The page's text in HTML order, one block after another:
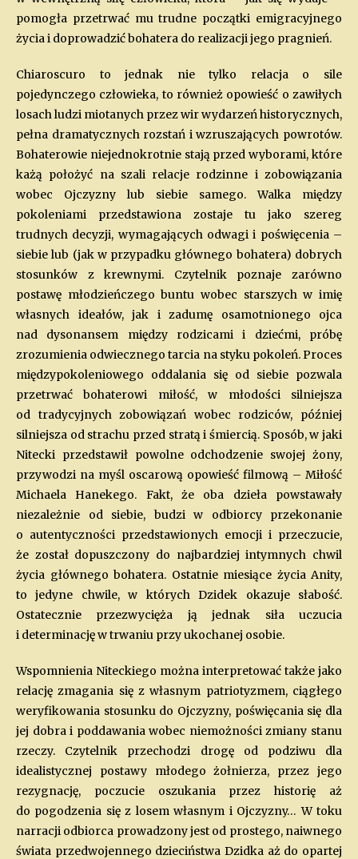
pomogła przetrwać mu trudne początki emigracyjnego
życia i doprowadzić bohatera do realizacji jego pragnień.
Chiaroscuro to jednak nie tylko relacja o sile
pojedynczego człowieka, to również opowieść o zawiłych
losach ludzi miotanych przez wir wydarzeń historycznych,
pełna dramatycznych rozstań i wzruszających powrotów.
Bohaterowie niejednokrotnie stają przed wyborami, które
każą położyć na szali relacje rodzinne i zobowiązania
wobec Ojczyzny lub siebie samego. Walka między
pokoleniami przedstawiona zostaje tu jako szereg
trudnych decyzji, wymagających odwagi i poświęcenia –
siebie lub (jak w przypadku głównego bohatera) dobrych
stosunków z krewnymi. Czytelnik poznaje zarówno
postawę młodzieńczego buntu wobec starszych w imię
własnych ideałów, jak i zadumę osamotnionego ojca
nad dysonansem między rodzicami i dziećmi, próbę
zrozumienia odwiecznego tarcia na styku pokoleń. Proces
międzypokoleniowego oddalania się od siebie pozwala
przetrwać bohaterowi miłość, w młodości silniejsza
od tradycyjnych zobowiązań wobec rodziców, później
silniejsza od strachu przed stratą i śmiercią. Sposób, w jaki
Nitecki przedstawił powolne odchodzenie swojej żony,
przywodzi na myśl oscarową opowieść filmową – Miłość
Michaela Hanekego. Fakt, że oba dzieła powstawały
niezależnie od siebie, budzi w odbiorcy przekonanie
o autentyczności przedstawionych emocji i przeczucie,
że został dopuszczony do najbardziej intymnych chwil
życia głównego bohatera. Ostatnie miesiące życia Anity,
to jedyne chwile, w których Dzidek okazuje słabość.
Ostatecznie przezwycięża ją jednak siła uczucia
i determinację w trwaniu przy ukochanej osobie.
Wspomnienia Niteckiego można interpretować także jako
relację zmagania się z własnym patriotyzmem, ciągłego
weryfikowania stosunku do Ojczyzny, poświęcania się dla
jej dobra i poddawania wobec niemożności zmiany stanu
rzeczy. Czytelnik przechodzi drogę od podziwu dla
idealistycznej postawy młodego żołnierza, przez jego
rezygnację, poczucie oszukania przez historię aż
do pogodzenia się z losem własnym i Ojczyzny… W toku
narracji odbiorca prowadzony jest od prostego, naiwnego
świata przedwojennego dzieciństwa Dzidka aż do opartej